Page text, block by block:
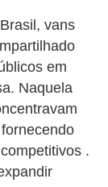
vans
em
Naquela
.